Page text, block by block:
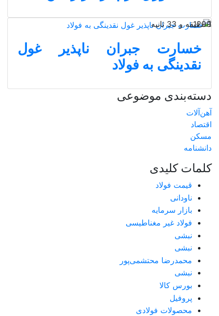
1 دقیقه و 33 ثانیه
1299
خسارت جبران‌ ناپذیر غول
نقدینگی به فولاد
دسته‌بندی موضوعی
آهن‌آلات
اقتصاد
مسکن
دانشنامه
کلمات کلیدی
قیمت فولاد
ناودانی
بازار سرمایه
فولاد غیر مغناطیسی
نبشی
نبشی
محمدرضا محتشمی‌پور
نبشی
بورس کالا
پروفیل
محصولات فولادی